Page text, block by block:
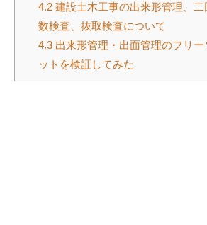
4.2建設土木工事の出来形管理、二
数検査、抜取検査について
4.3出来形管理・出面管理のフリー
ットを検証してみた